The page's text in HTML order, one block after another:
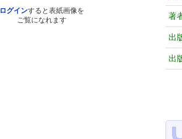
ログインすると表紙画像を
ご覧になれます
著
出
出